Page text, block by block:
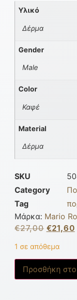
Υλικό
Δέρμα
Gender
Male
Color
Καφέ
Material
Δέρμα
SKU
Category
Tag
Μάρκα: Mario
€27,00 €21,60
1 σε απόθεμα
Προσθήκη